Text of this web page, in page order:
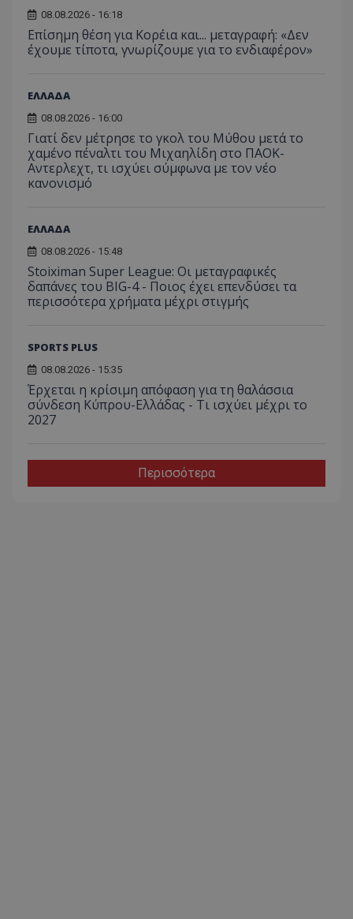
08.08.2026 - 16:18
Επίσημη θέση για Κορέια και... μεταγραφή: «Δεν
έχουμε τίποτα, γνωρίζουμε για το ενδιαφέρον»
ΕΛΛΑΔΑ
08.08.2026 - 16:00
Γιατί δεν μέτρησε το γκολ του Μύθου μετά το
χαμένο πέναλτι του Μιχαηλίδη στο ΠΑΟΚ-
Αντερλεχτ, τι ισχύει σύμφωνα με τον νέο
κανονισμό
ΕΛΛΑΔΑ
08.08.2026 - 15:48
Stoiximan Super League: Οι μεταγραφικές
δαπάνες του BIG-4 - Ποιος έχει επενδύσει τα
περισσότερα χρήματα μέχρι στιγμής
SPORTS PLUS
08.08.2026 - 15:35
Έρχεται η κρίσιμη απόφαση για τη θαλάσσια
σύνδεση Κύπρου-Ελλάδας - Τι ισχύει μέχρι το
2027
Περισσότερα